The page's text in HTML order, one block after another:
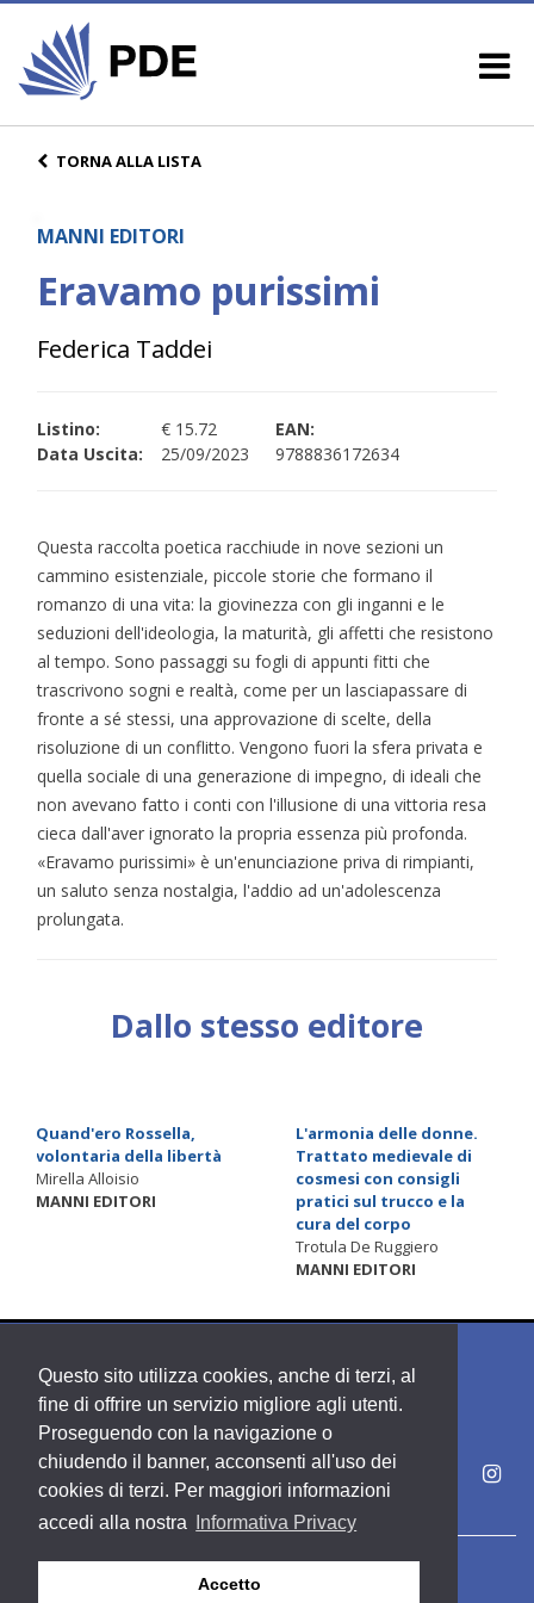
Questo sito utilizza cookies, anche di terzi, al
fine di offrire un servizio migliore agli utenti.
Proseguendo con la navigazione o
chiudendo il banner, acconsenti all'uso dei
cookies di terzi. Per maggiori informazioni
accedi alla nostra
Informativa Privacy
Accetto
TORNA ALLA LISTA
MANNI EDITORI
Eravamo purissimi
Federica Taddei
Listino:
€ 15.72
Data Uscita:
25/09/2023
EAN:
9788836172634
Questa raccolta poetica racchiude in nove sezioni un
cammino esistenziale, piccole storie che formano il
romanzo di una vita: la giovinezza con gli inganni e le
seduzioni dell'ideologia, la maturità, gli affetti che resistono
al tempo. Sono passaggi su fogli di appunti fitti che
trascrivono sogni e realtà, come per un lasciapassare di
fronte a sé stessi, una approvazione di scelte, della
risoluzione di un conflitto. Vengono fuori la sfera privata e
quella sociale di una generazione di impegno, di ideali che
non avevano fatto i conti con l'illusione di una vittoria resa
cieca dall'aver ignorato la propria essenza più profonda.
«Eravamo purissimi» è un'enunciazione priva di rimpianti,
un saluto senza nostalgia, l'addio ad un'adolescenza
prolungata.
Dallo stesso editore
Quand'ero Rossella,
volontaria della libertà
Mirella Alloisio
MANNI EDITORI
L'armonia delle donne.
Trattato medievale di
cosmesi con consigli
pratici sul trucco e la
cura del corpo
Trotula De Ruggiero
MANNI EDITORI
Copyright PDE srl società del Gruppo Feltrinelli S. p. A.